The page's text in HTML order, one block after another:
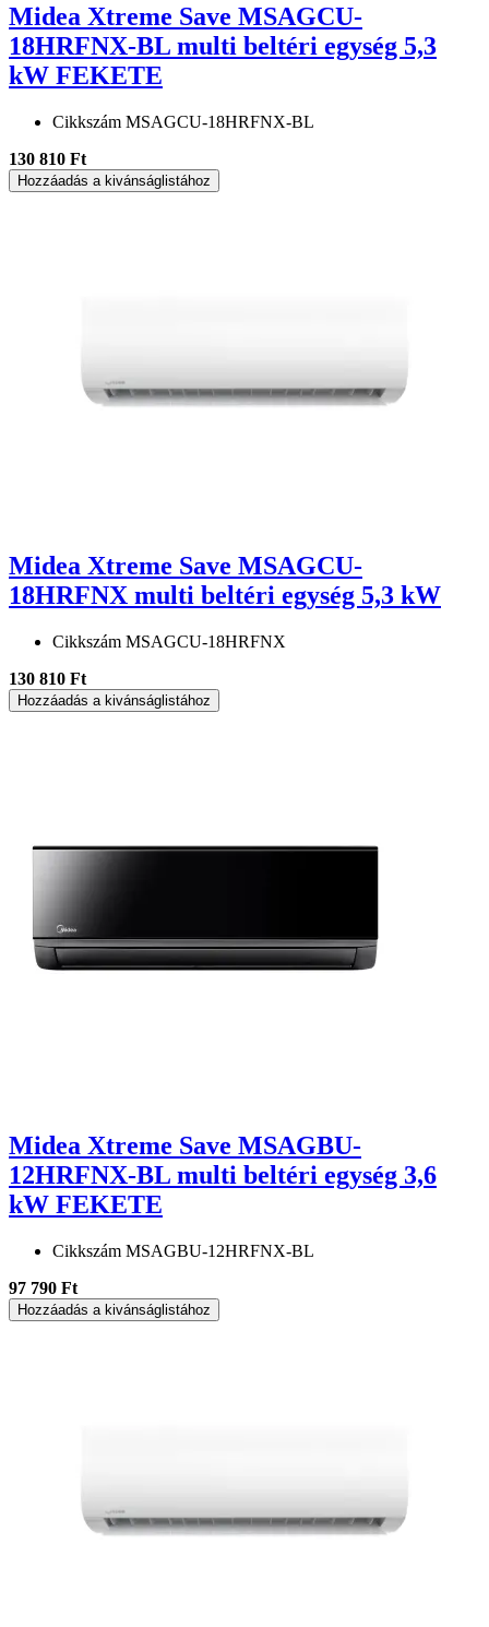
Midea Xtreme Save MSAGCU-
18HRFNX-BL multi beltéri egység 5,3
kW FEKETE
Cikkszám MSAGCU-18HRFNX-BL
130 810 Ft
Hozzáadás a kivánságlistához
Midea Xtreme Save MSAGCU-
18HRFNX multi beltéri egység 5,3 kW
Cikkszám MSAGCU-18HRFNX
130 810 Ft
Hozzáadás a kivánságlistához
Midea Xtreme Save MSAGBU-
12HRFNX-BL multi beltéri egység 3,6
kW FEKETE
Cikkszám MSAGBU-12HRFNX-BL
97 790 Ft
Hozzáadás a kivánságlistához